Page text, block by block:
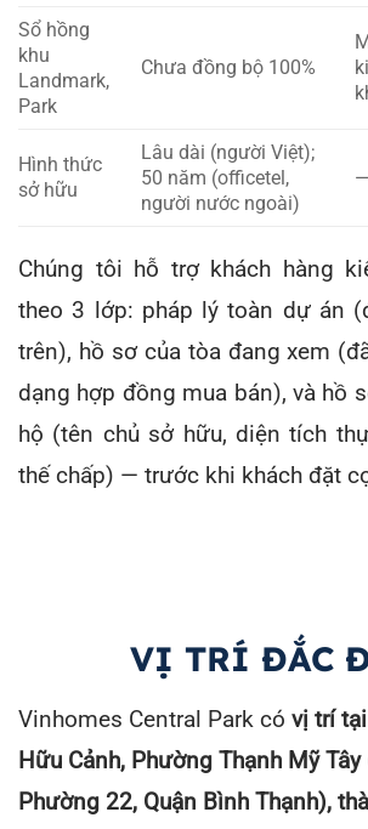
Sổ hồng
khu
Landmark,
Park
Chưa đồng bộ 100%
Hình thức
sở hữu
Lâu dài (người Việt);
50 năm (officetel,
người nước ngoài)
—
Chúng tôi hỗ trợ khách hàng
theo 3 lớp: pháp lý toàn dự án
trên), hồ sơ của tòa đang xem
dạng hợp đồng mua bán), và hồ
hộ (tên chủ sở hữu, diện tích
thế chấp) — trước khi khách đặt
VỊ TRÍ ĐẮC
Vinhomes Central Park có vị trí
Hữu Cảnh, Phường Thạnh Mỹ
Phường 22, Quận Bình Thạnh),